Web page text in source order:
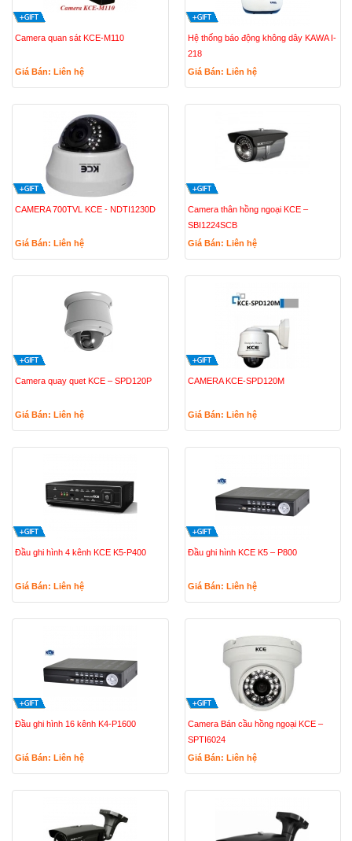
Camera quan sát KCE-M110
Giá Bán: Liên hệ
Hệ thống báo động không dây KAWA I-
218
Giá Bán: Liên hệ
CAMERA 700TVL KCE - NDTI1230D
Giá Bán: Liên hệ
Camera thân hồng ngoại KCE –
SBI1224SCB
Giá Bán: Liên hệ
Camera quay quet KCE – SPD120P
Giá Bán: Liên hệ
CAMERA KCE-SPD120M
Giá Bán: Liên hệ
Đầu ghi hình 4 kênh KCE K5-P400
Giá Bán: Liên hệ
Đầu ghi hình KCE K5 – P800
Giá Bán: Liên hệ
Đầu ghi hình 16 kênh K4-P1600
Giá Bán: Liên hệ
Camera Bán cầu hồng ngoại KCE –
SPTI6024
Giá Bán: Liên hệ